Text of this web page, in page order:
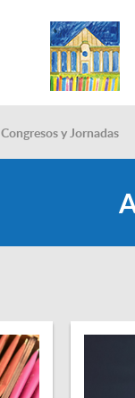
Congresos y Jornadas